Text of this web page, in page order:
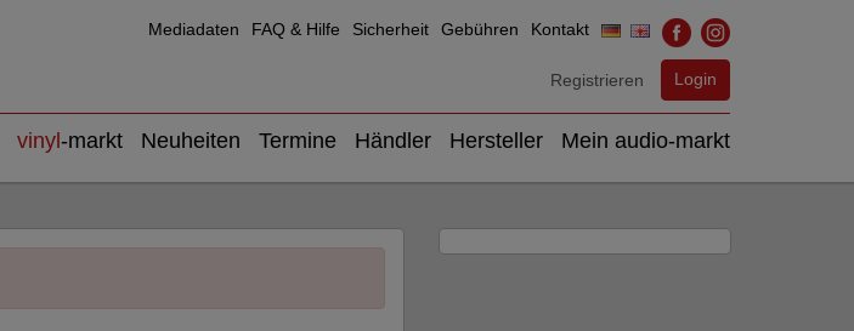
Mediadaten FAQ & Hilfe Sicherheit Gebühren Kontakt
Registrieren Login
vinyl -markt Neuheiten Termine Händler Hersteller Mein audio-markt